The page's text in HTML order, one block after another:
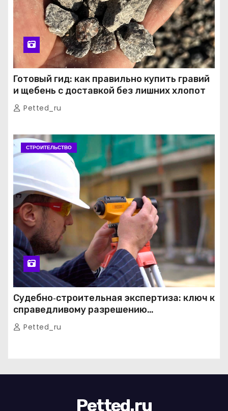
Готовый гид: как правильно купить гравий
и щебень с доставкой без лишних хлопот
Petted_ru
СТРОИТЕЛЬСТВО
Судебно‑строительная экспертиза: ключ к
справедливому разрешению
строительных споров
Petted_ru
Petted.ru